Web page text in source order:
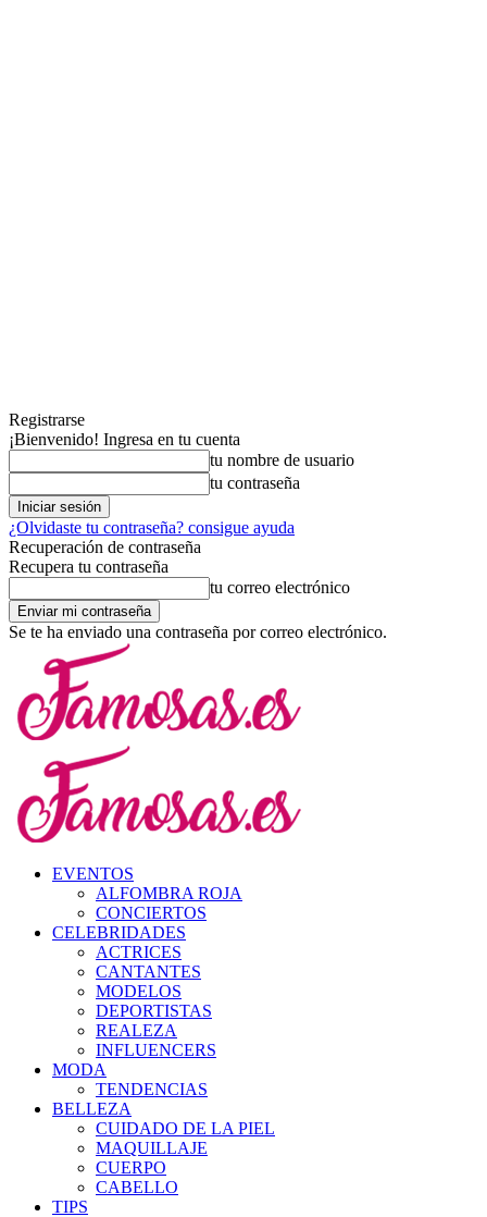
Registrarse
¡Bienvenido! Ingresa en tu cuenta
tu nombre de usuario
tu contraseña
¿Olvidaste tu contraseña? consigue ayuda
Recuperación de contraseña
Recupera tu contraseña
tu correo electrónico
Se te ha enviado una contraseña por correo electrónico.
EVENTOS
ALFOMBRA ROJA
CONCIERTOS
CELEBRIDADES
ACTRICES
CANTANTES
MODELOS
DEPORTISTAS
REALEZA
INFLUENCERS
MODA
TENDENCIAS
BELLEZA
CUIDADO DE LA PIEL
MAQUILLAJE
CUERPO
CABELLO
TIPS